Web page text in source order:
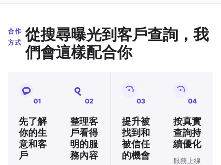
合作
方式 從搜尋曝光到客戶查詢，我
們會這樣配合你
01
先了解
你的生
意和客
戶
02
整理客
戶看得
明的服
務內容
03
提升被
找到和
被信任
的機會
04
按真實
查詢持
續優化
服務上線